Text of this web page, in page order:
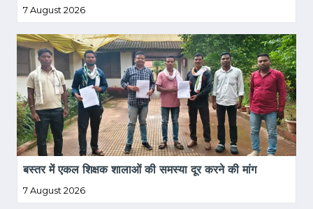
7 August 2026
बस्तर में एकल शिक्षक शालाओं की समस्या दूर करने की मांग
7 August 2026